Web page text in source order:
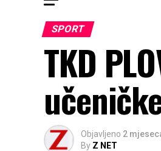
SPORT
TKD
Objavljeno 2
By Z NET